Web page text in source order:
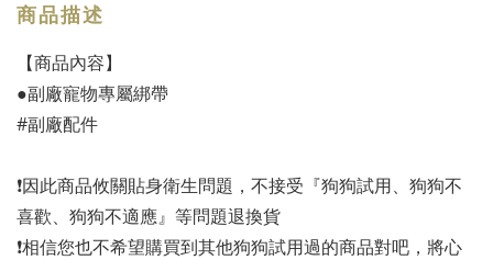
商品描述
【商品內容】
●副廠寵物專屬綁帶
#副廠配件
❗️因此商品攸關貼身衛生問題，不接受『狗狗試用、狗狗不
喜歡、狗狗不適應』等問題退換貨
❗️相信您也不希望購買到其他狗狗試用過的商品對吧，將心